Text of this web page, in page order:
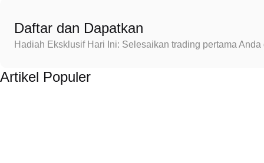
Daftar dan Dapatkan
Hadiah Eksklusif Hari Ini: Selesaikan trading pertama
Artikel Populer